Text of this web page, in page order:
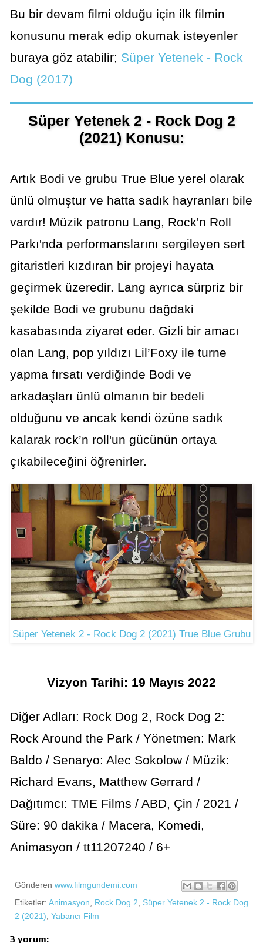
Bu bir devam filmi olduğu için ilk filmin
konusunu merak edip okumak isteyenler
buraya göz atabilir; Süper Yetenek - Rock
Dog (2017)
Süper Yetenek 2 - Rock Dog 2
(2021) Konusu:
Artık Bodi ve grubu True Blue yerel olarak
ünlü olmuştur ve hatta sadık hayranları bile
vardır! Müzik patronu Lang, Rock'n Roll
Parkı'nda performanslarını sergileyen sert
gitaristleri kızdıran bir projeyi hayata
geçirmek üzeredir. Lang ayrıca sürpriz bir
şekilde Bodi ve grubunu dağdaki
kasabasında ziyaret eder. Gizli bir amacı
olan Lang, pop yıldızı Lil’Foxy ile turne
yapma fırsatı verdiğinde Bodi ve
arkadaşları ünlü olmanın bir bedeli
olduğunu ve ancak kendi özüne sadık
kalarak rock’n roll'un gücünün ortaya
çıkabileceğini öğrenirler.
Süper Yetenek 2 - Rock Dog 2 (2021) True Blue Grubu
Vizyon Tarihi: 19 Mayıs 2022
Diğer Adları: Rock Dog 2, Rock Dog 2:
Rock Around the Park / Yönetmen: Mark
Baldo / Senaryo: Alec Sokolow / Müzik:
Richard Evans, Matthew Gerrard /
Dağıtımcı: TME Films / ABD, Çin / 2021 /
Süre: 90 dakika / Macera, Komedi,
Animasyon / tt11207240 / 6+
Gönderen www.filmgundemi.com
Etiketler: Animasyon Rock Dog 2
Süper Yetenek 2 - Rock Dog
2 (2021) Yabancı Film
3 yorum: